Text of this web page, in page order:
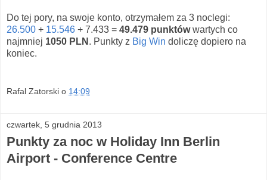
Do tej pory, na swoje konto, otrzymałem za 3 noclegi:
26.500 + 15.546 + 7.433 = 49.479 punktówwartych co
najmniej 1050 PLN . Punkty z Big Win doliczę dopiero na
koniec.
Rafal Zatorski o 14:09
czwartek, 5 grudnia 2013
Punkty za noc w Holiday Inn Berlin
Airport - Conference Centre